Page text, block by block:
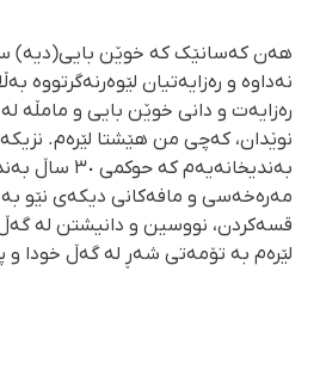
هەن کەسانێک کە خوێن بایی(دیە)
نەداوە و رەزایەتیان لێوەرنەگرتووە
رەزایەت و دانی خوێن بایی و مامڵە
بەندیخانەیەم
مەرەخەسی و مافەکانی دیکەی نێو
لێرەم بە تۆمەتی شەڕ لە گەڵ خودا و